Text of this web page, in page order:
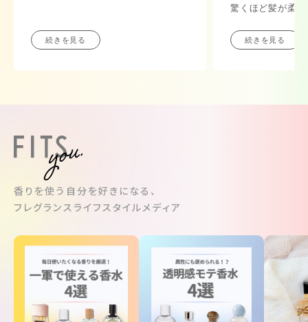
続きを見る
驚くほど髪が柔
っていきたい！
す。また翌朝も
続きを見る
香りを使う自分を好きになる、
フレグランスライフスタイルメディア